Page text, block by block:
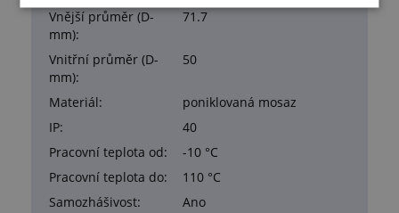
Vnější průměr (D-
mm):
71.7
Vnitřní průměr (D-
mm):
50
Materiál:
poniklovaná mosaz
IP:
40
Pracovní teplota od:
-10 °C
Pracovní teplota do:
110 °C
Samozhášivost:
Ano